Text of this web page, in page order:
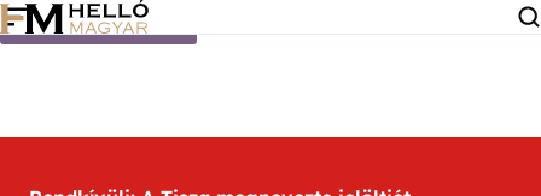
Ugrás a tartalomra